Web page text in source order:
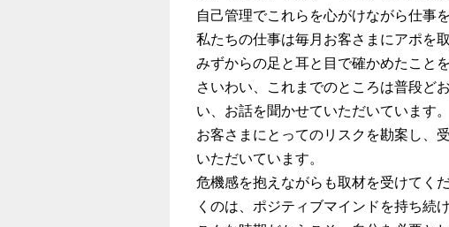
自己管理でこれらを心がけながら仕事
私たちの仕事は毎月お客さまにアポを
みずからの足と耳と目で確かめたこと
さいわい、これまでのところは普段ど
い、お話を聞かせていただいています。
お客さまにとってのリスクを勘案し、
いただいています。
危機感を抱えながらも取材を受けてく
くのは、ポジティブマインドを持ち続